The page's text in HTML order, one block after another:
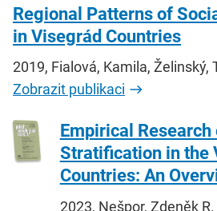
Regional Patterns of
in Visegrád Countries
2019, Fialová, Kamila, Želinský,
Zobrazit publikaci
Empirical Research
Stratification in the
Countries: An
2023, Nešpor, Zdeněk